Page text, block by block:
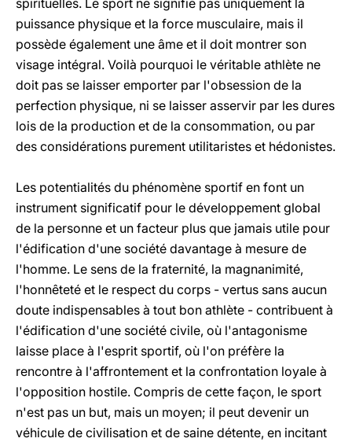
spirituelles. Le sport ne signifie pas uniquement la
puissance physique et la force musculaire, mais il
possède également une âme et il doit montrer son
visage intégral. Voilà pourquoi le véritable athlète ne
doit pas se laisser emporter par l'obsession de la
perfection physique, ni se laisser asservir par les dures
lois de la production et de la consommation, ou par
des considérations purement utilitaristes et hédonistes.
Les potentialités du phénomène sportif en font un
instrument significatif pour le développement global
de la personne et un facteur plus que jamais utile pour
l'édification d'une société davantage à mesure de
l'homme. Le sens de la fraternité, la magnanimité,
l'honnêteté et le respect du corps - vertus sans aucun
doute indispensables à tout bon athlète - contribuent à
l'édification d'une société civile, où l'antagonisme
laisse place à l'esprit sportif, où l'on préfère la
rencontre à l'affrontement et la confrontation loyale à
l'opposition hostile. Compris de cette façon, le sport
n'est pas un but, mais un moyen; il peut devenir un
véhicule de civilisation et de saine détente, en incitant